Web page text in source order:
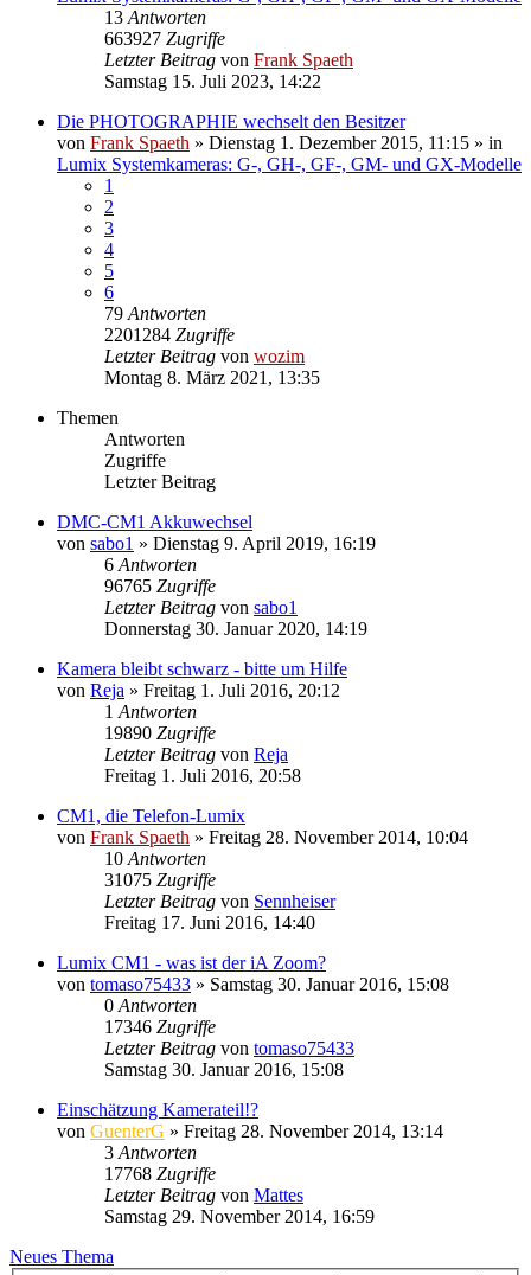
13 Antworten
663927 Zugriffe
Letzter Beitrag von Frank Spaeth
Samstag 15. Juli 2023, 14:22
Die PHOTOGRAPHIE wechselt den Besitzer
von Frank Spaeth » Dienstag 1. Dezember 2015, 11:15 » in
Lumix Systemkameras: G-, GH-, GF-, GM- und GX-Modelle
1
2
3
4
5
6
79 Antworten
2201284 Zugriffe
Letzter Beitrag von wozim
Montag 8. März 2021, 13:35
Themen
Antworten
Zugriffe
Letzter Beitrag
DMC-CM1 Akkuwechsel
von sabo1 » Dienstag 9. April 2019, 16:19
6 Antworten
96765 Zugriffe
Letzter Beitrag von sabo1
Donnerstag 30. Januar 2020, 14:19
Kamera bleibt schwarz - bitte um Hilfe
von Reja » Freitag 1. Juli 2016, 20:12
1 Antworten
19890 Zugriffe
Letzter Beitrag von Reja
Freitag 1. Juli 2016, 20:58
CM1, die Telefon-Lumix
von Frank Spaeth » Freitag 28. November 2014, 10:04
10 Antworten
31075 Zugriffe
Letzter Beitrag von Sennheiser
Freitag 17. Juni 2016, 14:40
Lumix CM1 - was ist der iA Zoom?
von tomaso75433 » Samstag 30. Januar 2016, 15:08
0 Antworten
17346 Zugriffe
Letzter Beitrag von tomaso75433
Samstag 30. Januar 2016, 15:08
Einschätzung Kamerateil!?
von GuenterG » Freitag 28. November 2014, 13:14
3 Antworten
17768 Zugriffe
Letzter Beitrag von Mattes
Samstag 29. November 2014, 16:59
Neues Thema